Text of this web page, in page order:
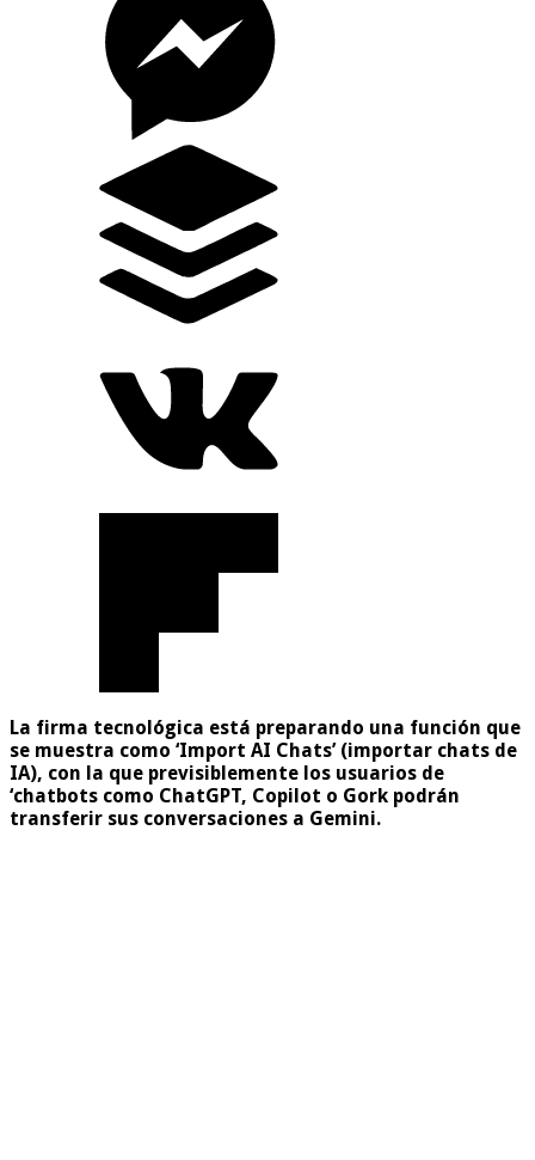
La firma tecnológica está preparando una función que
se muestra como ‘Import AI Chats’ (importar chats de
IA), con la que previsiblemente los usuarios de
‘chatbots como ChatGPT, Copilot o Gork podrán
transferir sus conversaciones a Gemini.